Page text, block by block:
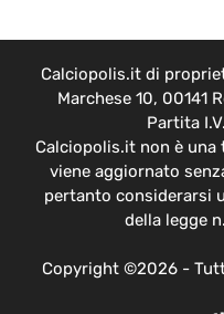
Calciopolis.it di
Marchese 10, 00141
Partita
Calciopolis.it non è
viene aggiornato
pertanto considerarsi
della legge
Copyright ©2026 -